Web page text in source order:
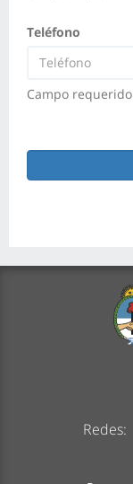
Teléfono
Campo
Redes: